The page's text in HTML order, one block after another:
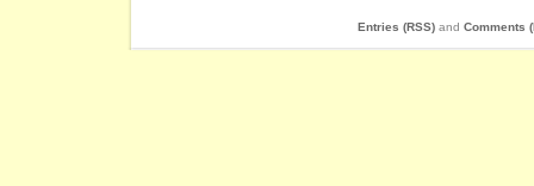
Entries (RSS) and Comments